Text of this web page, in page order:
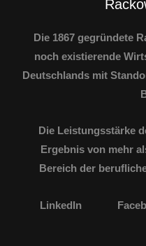
Die 1867 gegründete
noch existierende
Deutschlands mit
Die Leistungsstärke
Ergebnis von mehr
Bereich der
LinkedIn